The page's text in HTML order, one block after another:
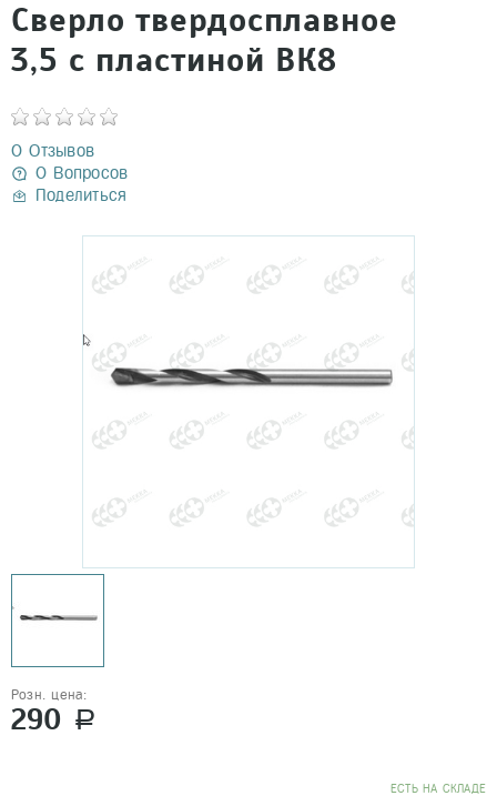
Сверло твердосплавное
3,5 с пластиной ВК8
0 Отзывов
0 Вопросов
Поделиться
Розн. цена:
290 a
EСТЬ НА СКЛАДЕ